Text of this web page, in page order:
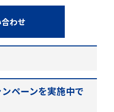
わせ
ペーンを実施中で